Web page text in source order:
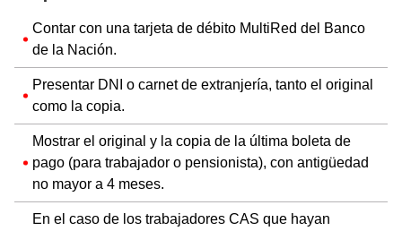
Contar con una tarjeta de débito MultiRed del Banco
de la Nación.
Presentar DNI o carnet de extranjería, tanto el original
como la copia.
Mostrar el original y la copia de la última boleta de
pago (para trabajador o pensionista), con antigüedad
no mayor a 4 meses.
En el caso de los trabajadores CAS que hayan